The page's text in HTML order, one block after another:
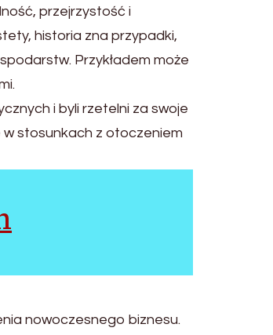
przejrzystość i
historia zna przypadki,
Przykładem może
i byli rzetelni za swoje
stosunkach z otoczeniem
nowoczesnego biznesu.